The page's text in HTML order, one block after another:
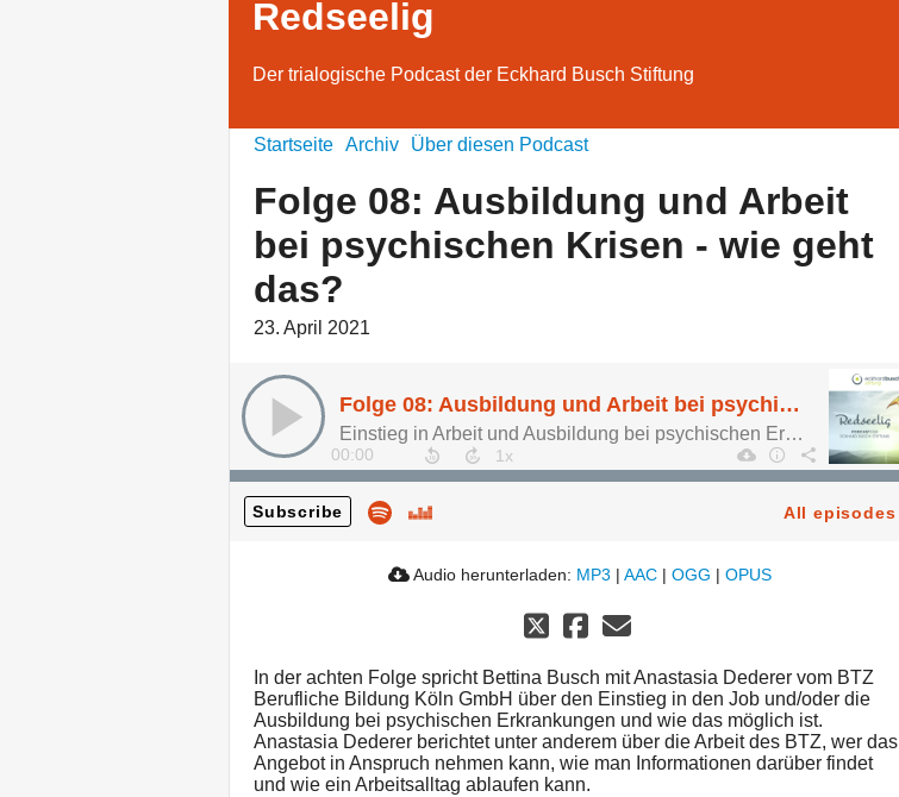
Redseelig
Der trialogische Podcast der Eckhard Busch Stiftung
Startseite Archiv Über diesen Podcast
Folge 08: Ausbildung und Arbeit
bei psychischen Krisen - wie geht
das?
23. April 2021
Folge 08: Ausbildung und Arbeit bei psychischen Krisen - wie geht das?
Einstieg in Arbeit und Ausbildung bei psychischen Erkrankungen
00:00
Subscribe All episodes
Audio herunterladen: MP3 | AAC | OGG | OPUS
In der achten Folge spricht Bettina Busch mit Anastasia Dederer vom BTZ
Berufliche Bildung Köln GmbH über den Einstieg in den Job und/oder die
Ausbildung bei psychischen Erkrankungen und wie das möglich ist.
Anastasia Dederer berichtet unter anderem über die Arbeit des BTZ, wer das
Angebot in Anspruch nehmen kann, wie man Informationen darüber findet
und wie ein Arbeitsalltag ablaufen kann.